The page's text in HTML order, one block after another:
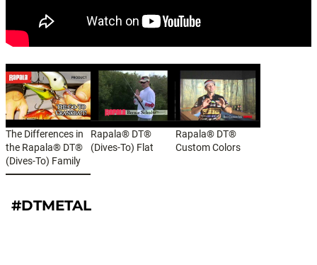
The Differences in
the Rapala® DT®
(Dives-To) Family
Rapala® DT®
(Dives-To) Flat
Rapala® DT®
Custom Colors
#DTMETAL